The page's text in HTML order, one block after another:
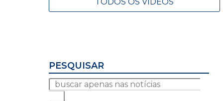
PESQUISAR